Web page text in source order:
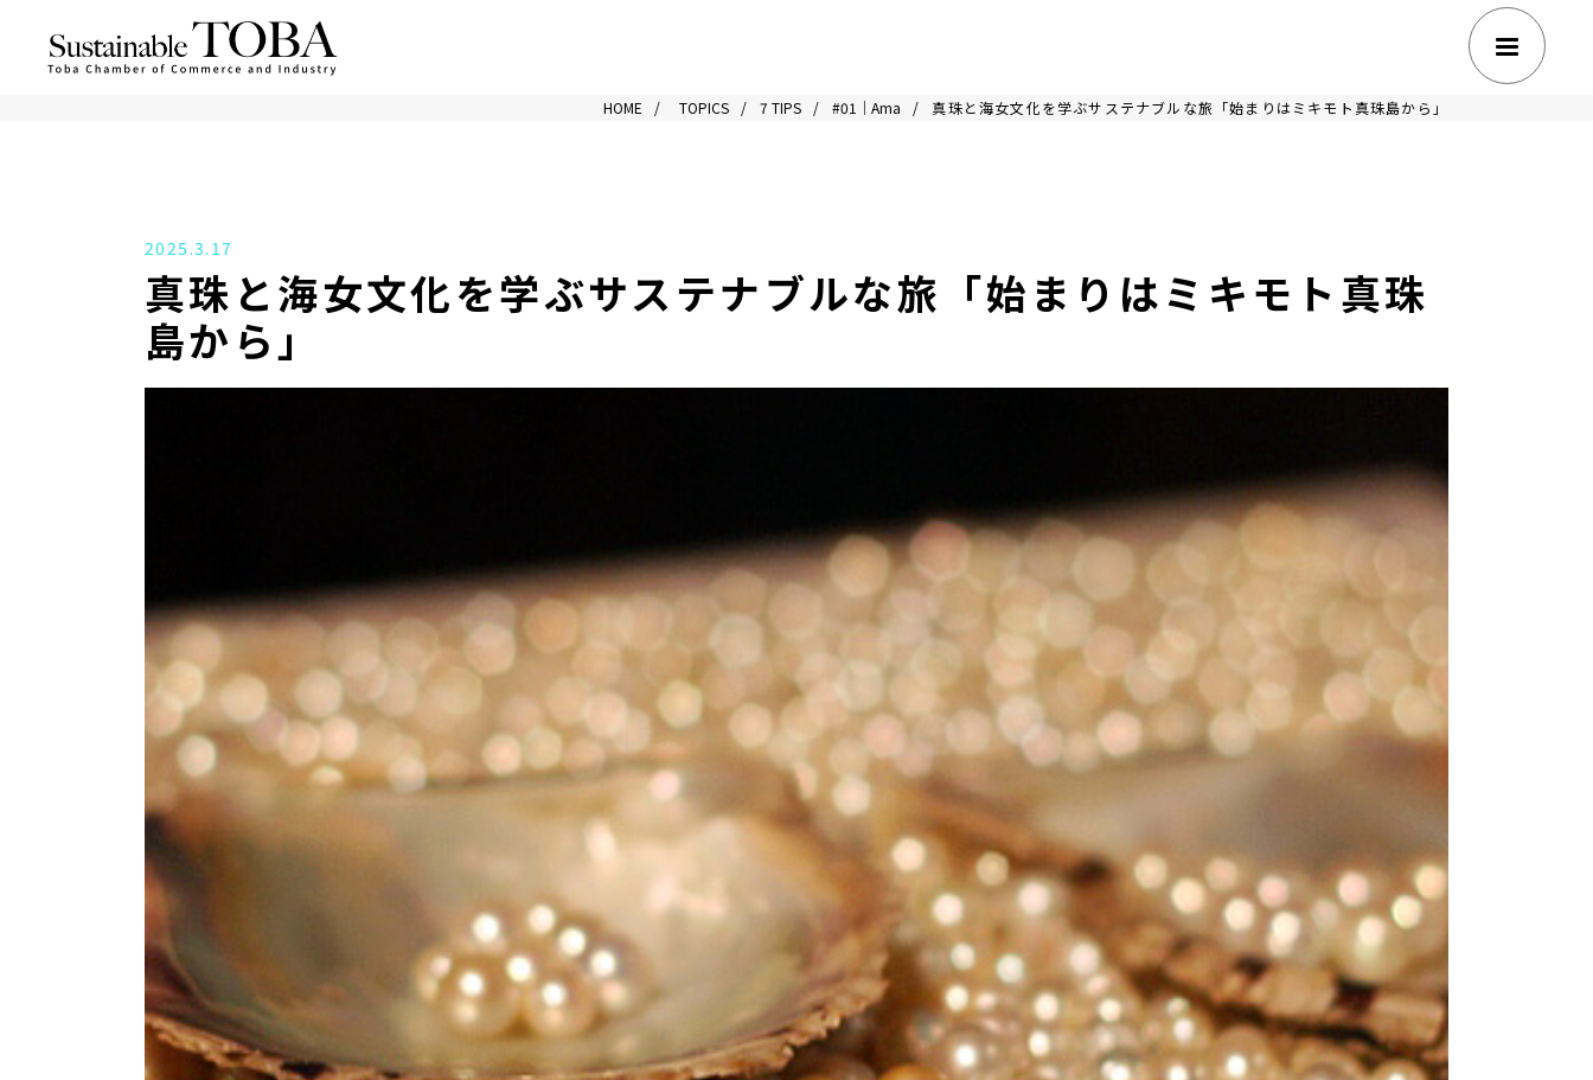
HOME TOPICS 7 TIPS #01｜Ama 真珠と海女文化を学ぶサステナブルな旅「始まりはミキモト真珠島から」
2025.3.17
真珠と海女文化を学ぶサステナブルな旅「始まりはミキモト真珠
島から」